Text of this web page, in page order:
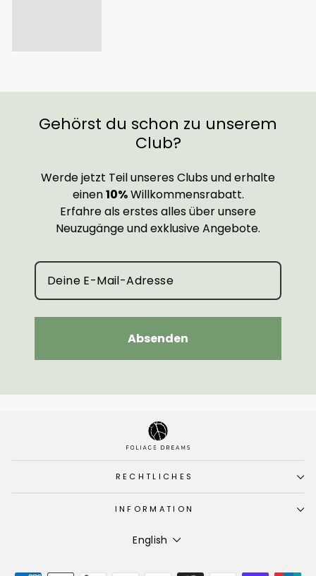
Gehörst du schon zu unserem
Club?
Werde jetzt Teil unseres Clubs und erhalte
einen10%Willkommensrabatt.
Erfahre als erstes alles über unsere
Neuzugänge und exklusive Angebote.
Absenden
RECHTLICHES
INFORMATION
Language
English